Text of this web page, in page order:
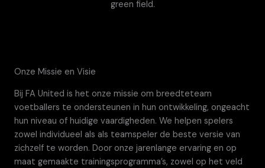
Onze Missie en Visie
Bij FA United is het onze missie om breedteteam
voetballers te ondersteunen in hun ontwikkeling, ongeacht
hun niveau of huidige vaardigheden. We helpen spelers
zowel individueel als als teamspeler de beste versie van
zichzelf te worden. Door onze jarenlange ervaring en op
maat gemaakte trainingsprogramma’s, zowel op het veld